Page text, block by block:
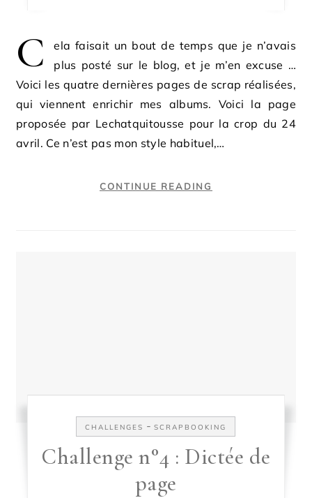
C
ela faisait un bout de temps que je n’avais
plus posté sur le blog, et je m’en excuse …
Voici les quatre dernières pages de scrap réalisées,
qui viennent enrichir mes albums. Voici la page
proposée par Lechatquitousse pour la crop du 24
avril. Ce n’est pas mon style habituel,…
CONTINUE READING
CHALLENGES -SCRAPBOOKING
Challenge n°4 : Dictée de
page